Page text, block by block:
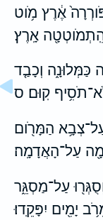
אֶ֔רֶץ מֹ֥וט
אָֽרֶץ׃
כַּמְּלוּנָ֑ה וְכָבַ֤ד
קֽוּם׃ ס
הַמָּרֹ֖ום
עַל־הָאֲדָמָֽה׃
עַל־מַסְגֵּ֑ר
יָמִ֖ים יִפָּקֵֽדוּ׃